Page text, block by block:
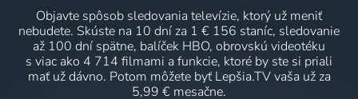
Objavte spôsob sledovania televízie, ktorý už meniť
nebudete. Skúste na 10 dní za 1 € 156 staníc, sledovanie
až 100 dní spätne, balíček HBO, obrovskú videotéku
s viac ako 4 714 filmami a funkcie, ktoré by ste si priali
mať už dávno. Potom môžete byť Lepšia.TV vaša už za
5,99 € mesačne.